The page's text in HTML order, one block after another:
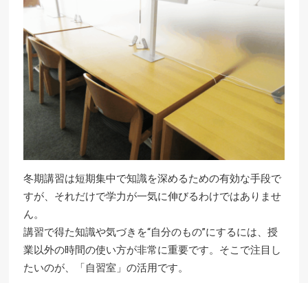
冬期講習は短期集中で知識を深めるための有効な手段で
すが、それだけで学力が一気に伸びるわけではありませ
ん。
講習で得た知識や気づきを“自分のもの”にするには、授
業以外の時間の使い方が非常に重要です。そこで注目し
たいのが、「自習室」の活用です。